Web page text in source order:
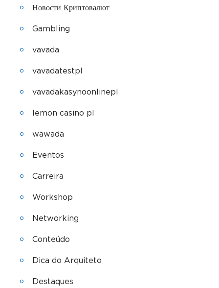
Новости Криптовалют
Gambling
vavada
vavadatestpl
vavadakasynoonlinepl
lemon casino pl
wawada
Eventos
Carreira
Workshop
Networking
Conteúdo
Dica do Arquiteto
Destaques